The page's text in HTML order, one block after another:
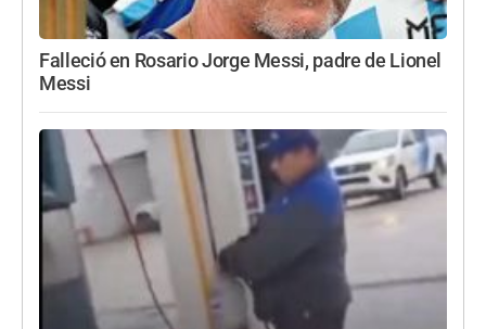
Falleció en Rosario Jorge Messi, padre de Lionel
Messi